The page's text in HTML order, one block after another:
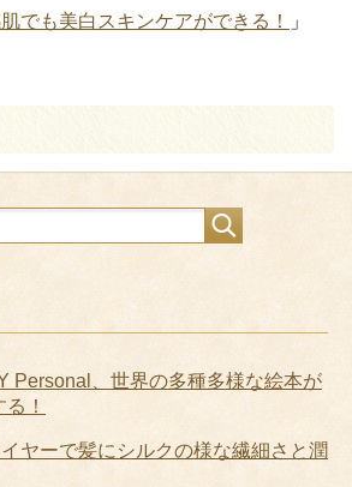
でも美白スキンケアができる！ 」
Personal、世界の多種多様な絵本が
！
ヤーで髪にシルクの様な繊細さと潤